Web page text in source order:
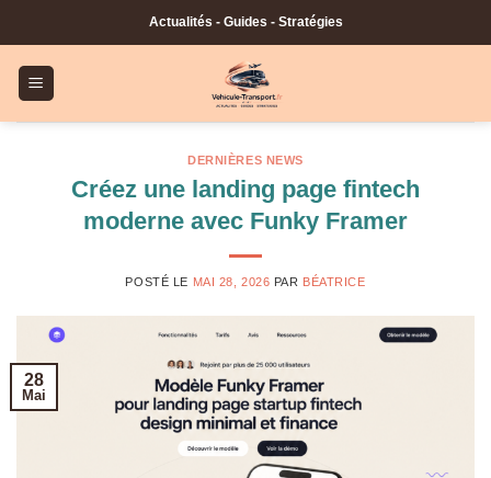
content
Actualités - Guides - Stratégies
DERNIÈRES NEWS
Créez une landing page fintech
moderne avec Funky Framer
POSTÉ LE MAI 28, 2026 PAR BÉATRICE
28
Mai